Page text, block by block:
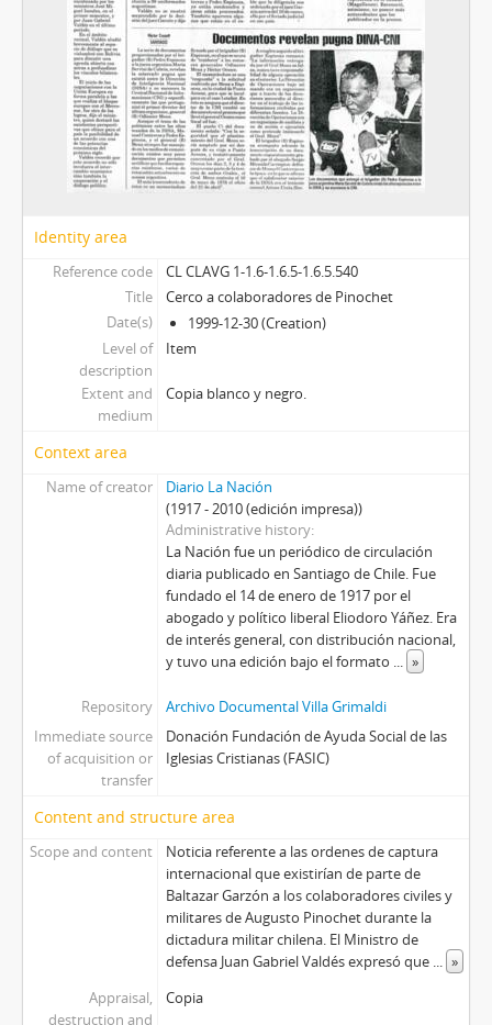
Identity area
Reference code
CL CLAVG 1-1.6-1.6.5-1.6.5.540
Title
Cerco a colaboradores de Pinochet
Date(s)
1999-12-30 (Creation)
Level of
description
Item
Extent and
medium
Copia blanco y negro.
Context area
Name of creator
Diario La Nación
(1917 - 2010 (edición impresa))
Administrative history
La Nación fue un periódico de circulación
diaria publicado en Santiago de Chile. Fue
fundado el 14 de enero de 1917 por el
abogado y político liberal Eliodoro Yáñez. Era
de interés general, con distribución nacional,
y tuvo una edición bajo el formato ... »
Repository
Archivo Documental Villa Grimaldi
Immediate source
of acquisition or
transfer
Donación Fundación de Ayuda Social de las
Iglesias Cristianas (FASIC)
Content and structure area
Scope and content
Noticia referente a las ordenes de captura
internacional que existirían de parte de
Baltazar Garzón a los colaboradores civiles y
militares de Augusto Pinochet durante la
dictadura militar chilena. El Ministro de
defensa Juan Gabriel Valdés expresó que ... »
Appraisal,
destruction and
Copia